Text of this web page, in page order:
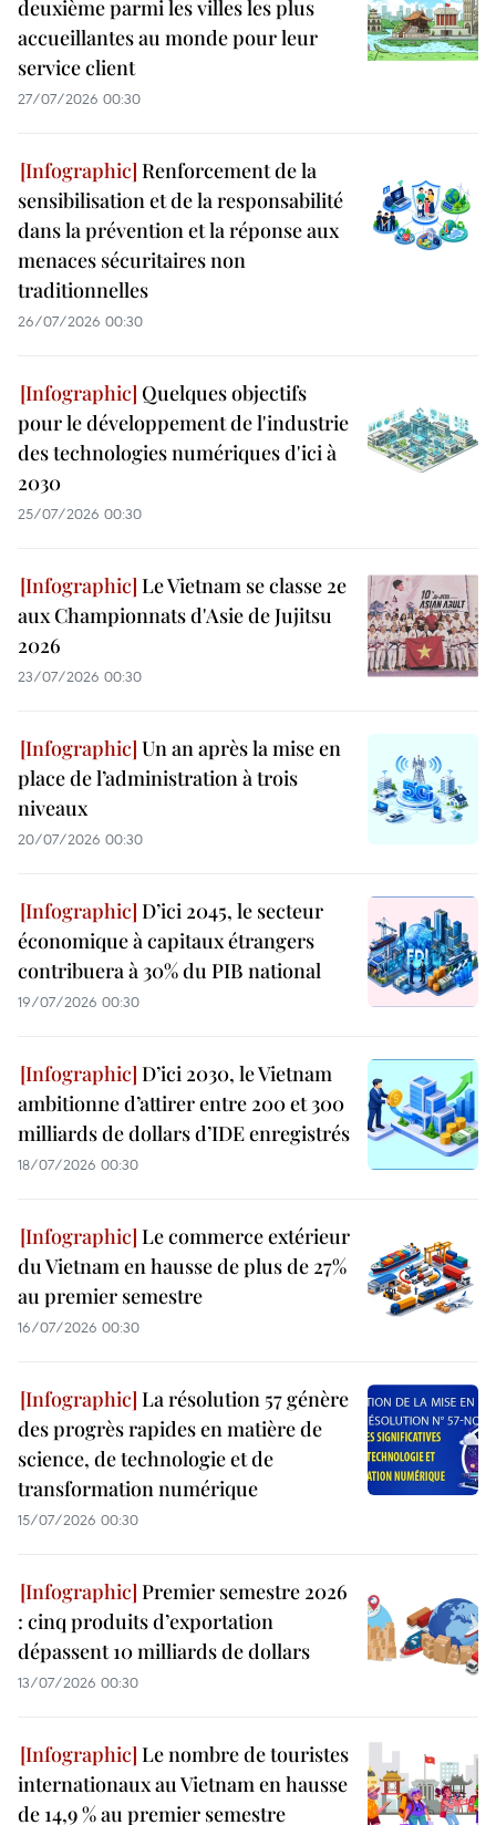
deuxième parmi les villes les plus
accueillantes au monde pour leur
service client
27/07/2026 00:30
Renforcement de la
sensibilisation et de la responsabilité
dans la prévention et la réponse aux
menaces sécuritaires non
traditionnelles
26/07/2026 00:30
Quelques objectifs
pour le développement de l'industrie
des technologies numériques d'ici à
2030
25/07/2026 00:30
Le Vietnam se classe 2e
aux Championnats d'Asie de Jujitsu
2026
23/07/2026 00:30
Un an après la mise en
place de l’administration à trois
niveaux
20/07/2026 00:30
D’ici 2045, le secteur
économique à capitaux étrangers
contribuera à 30% du PIB national
19/07/2026 00:30
D’ici 2030, le Vietnam
ambitionne d’attirer entre 200 et 300
milliards de dollars d’IDE enregistrés
18/07/2026 00:30
Le commerce extérieur
du Vietnam en hausse de plus de 27%
au premier semestre
16/07/2026 00:30
La résolution 57 génère
des progrès rapides en matière de
science, de technologie et de
transformation numérique
15/07/2026 00:30
Premier semestre 2026
: cinq produits d’exportation
dépassent 10 milliards de dollars
13/07/2026 00:30
Le nombre de touristes
internationaux au Vietnam en hausse
de 14,9 % au premier semestre